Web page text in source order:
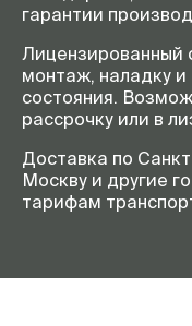
гарантии
Лицензированный
монтаж, наладку и
состояния.
рассрочку или в
Доставка по
Москву и другие
тарифам